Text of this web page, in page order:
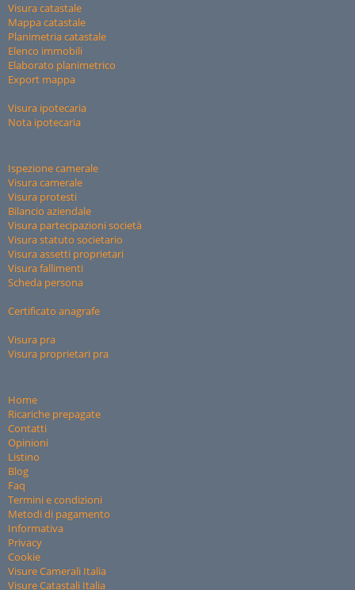
Visura catastale
Mappa catastale
Planimetria catastale
Elenco immobili
Elaborato planimetrico
Export mappa
Visura ipotecaria
Nota ipotecaria
Ispezione camerale
Visura camerale
Visura protesti
Bilancio aziendale
Visura partecipazioni società
Visura statuto societario
Visura assetti proprietari
Visura fallimenti
Scheda persona
Certificato anagrafe
Visura pra
Visura proprietari pra
Home
Ricariche prepagate
Contatti
Opinioni
Listino
Blog
Faq
Termini e condizioni
Metodi di pagamento
Informativa
Privacy
Cookie
Visure Camerali Italia
Visure Catastali Italia